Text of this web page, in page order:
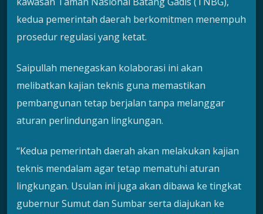
kedua pemerintah daerah berkomitmen menempuh
prosedur regulasi yang ketat.
Saipullah menegaskan kolaborasi ini akan
melibatkan kajian teknis guna memastikan
pembangunan tetap berjalan tanpa melanggar
aturan perlindungan lingkungan.
“Kedua pemerintah daerah akan melakukan kajian
teknis mendalam agar tetap mematuhi aturan
lingkungan. Usulan ini juga akan dibawa ke tingkat
gubernur Sumut dan Sumbar serta diajukan ke